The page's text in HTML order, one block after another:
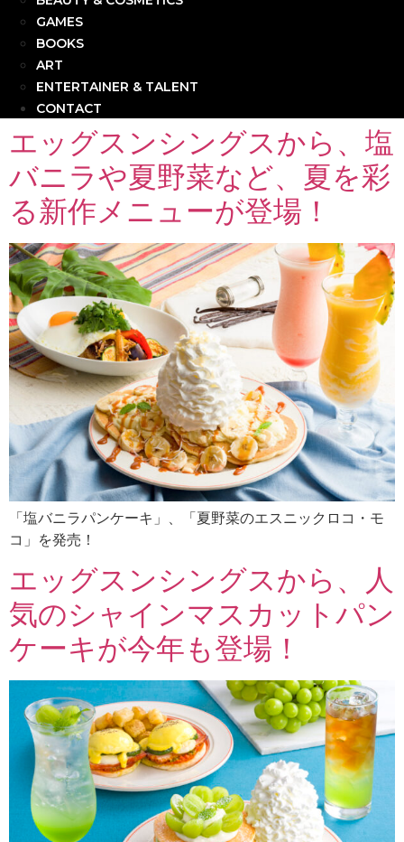
GAMES
BOOKS
ART
ENTERTAINER & TALENT
CONTACT
エッグスンシングスから、塩
バニラや夏野菜など、夏を彩
る新作メニューが登場！
「塩バニラパンケーキ」、「夏野菜のエスニックロコ・モ
コ」を発売！
エッグスンシングスから、人
気のシャインマスカットパン
ケーキが今年も登場！